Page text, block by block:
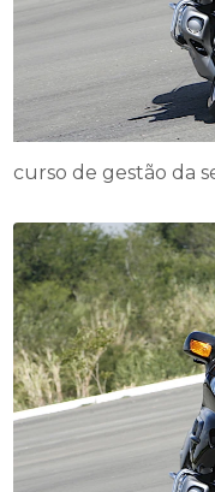
curso de gestão da